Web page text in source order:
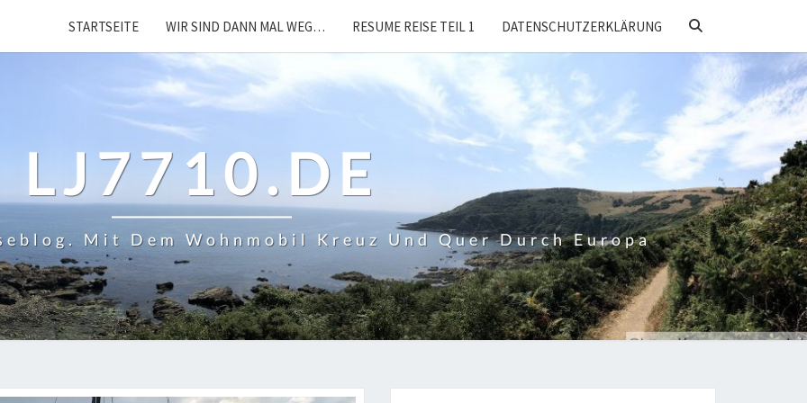
STARTSEITE WIR SIND DANN MAL WEG… RESUME REISE TEIL 1 DATENSCHUTZERKLÄRUNG
SEARCH
LJ7710.DE
Mit Dem Wohnmobil Kreuz Und Quer Durch Europa